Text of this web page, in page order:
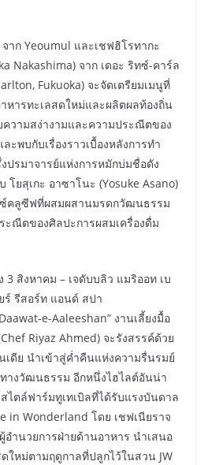
าก Yeoumul และเชฟฮิโรทากะ
Nakashima) จาก เดอะ ริทซ์-คาร์ล
Fukuoka) จะจัดเตรียมเมนูที่
หารทะเลสดใหม่และผลิตผลท้องถิ่น
ความสง่างามและความประณีตของ
ะพบกับเรื่องราวเบื้องหลังการทำ
ปรมาจารย์แห่งการหมักบ่มชื่อดัง
โยสุเกะ อาซาโนะ (Yosuke Asano)
ซ์คลูซีฟที่ผสมผสานมรดกวัฒนธรรม
ะณีตของศิลปะการผสมเครื่องดื่ม
3 สิงหาคม – เจดับบลิว แมริออท เบ
ร์ รีสอร์ท แอนด์ สปา
e-Aaleeshan” งานเลี้ยงมื้อ
Riyaz Ahmed) จะรังสรรค์ด้วย
ดีย นำเข้าสู่ค่ำคืนแห่งความรื่นรมย์
างวัฒนธรรม อีกหนึ่งไฮไลต์อันน่า
ไตล์ฟาร์มทูเทเบิลที่ได้รับแรงบันดาล
in Wonderland โดย เชฟเนียราจ
อำนวยการฝ่ายด้านอาหาร นำเสนอ
ใหม่ตามฤดูกาลที่ปลูกไว้ในสวน JW